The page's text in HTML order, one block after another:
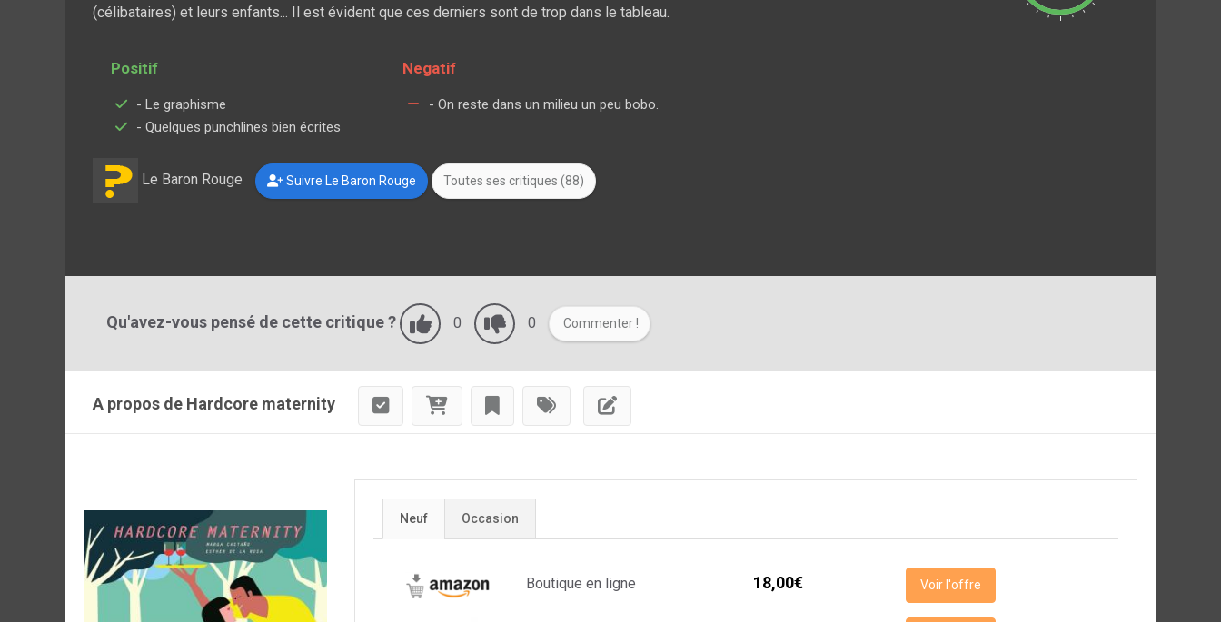
(célibataires) et leurs enfants... Il est évident que ces derniers sont de trop dans le tableau.
Positif
- Le graphisme
- Quelques punchlines bien écrites
Negatif
- On reste dans un milieu un peu bobo.
Le Baron Rouge Suivre Le Baron Rouge Toutes ses critiques (88)
Qu'avez-vous pensé de cette critique ? 0 0 Commenter !
A propos de Hardcore maternity
Neuf Occasion
Boutique en ligne 18,00€ Voir l'offre